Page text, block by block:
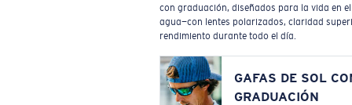
con graduación, diseñados para la vida en el
agua—con lentes polarizados, claridad
rendimiento durante todo el día.
GAFAS DE SOL
GRADUACIÓN